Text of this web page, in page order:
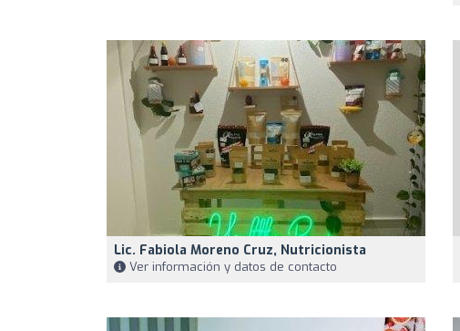
Lic. Fabiola Moreno Cruz, Nutricionista
Ver información y datos de contacto